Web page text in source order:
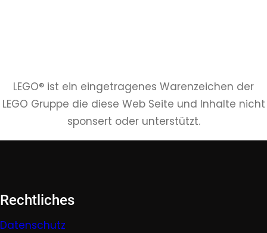
LEGO® ist ein eingetragenes Warenzeichen der
LEGO Gruppe die diese Web Seite und Inhalte nicht
sponsert oder unterstützt.
Rechtliches
Datenschutz